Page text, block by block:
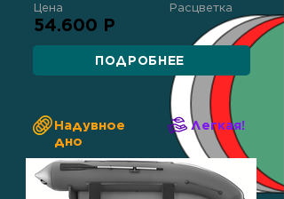
Цена Расцветка
54.600 Р
ПОДРОБНЕЕ
Надувное
дно
Легкая!